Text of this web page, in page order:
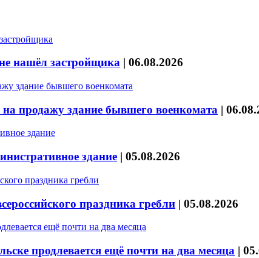
нашёл застройщика | 06.08.2026
продажу здание бывшего военкомата |
здание | 05.08.2026
праздника гребли | 05.08.2026
продлевается ещё почти на два месяца |